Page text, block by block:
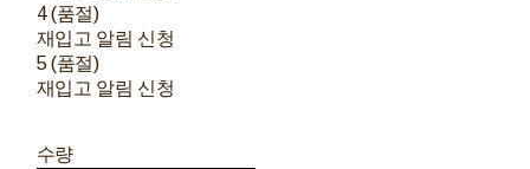
4 (품절)
재입고 알림 신청
5 (품절)
재입고 알림 신청
수량